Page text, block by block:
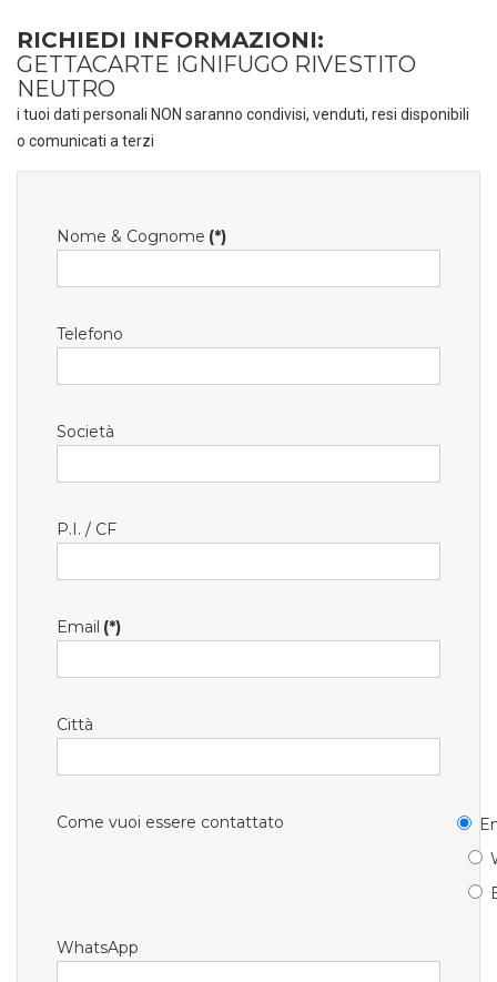
RICHIEDI INFORMAZIONI:
GETTACARTE IGNIFUGO RIVESTITO
NEUTRO
i tuoi dati personali NON saranno condivisi, venduti, resi disponibili
o comunicati a terzi
Nome & Cognome (*)
Telefono
Società
P.I. / CF
Email (*)
Città
Come vuoi essere contattato
WhatsApp